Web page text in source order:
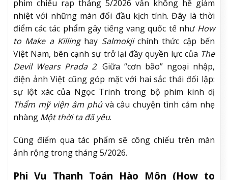
phim chiếu rạp tháng 5/2026 vẫn không hề giảm
nhiệt với những màn đối đầu kịch tính. Đây là thời
điểm các tác phẩm gây tiếng vang quốc tế như How
to Make a Killinghay Salmokjichính thức cập bến
Việt Nam, bên cạnh sự trở lại đầy quyền lực của The
Devil Wears Prada 2. Giữa “cơn bão” ngoại nhập,
điện ảnh Việt cũng góp mặt với hai sắc thái đối lập:
sự lột xác của Ngọc Trinh trong bộ phim kinh dị
Thẩm mỹ viện âm phủvà câu chuyện tình cảm nhẹ
nhàng Một thời ta đã yêu.
Cùng điểm qua tác phẩm sẽ công chiếu trên màn
ảnh rộng trong tháng 5/2026.
Phi Vụ Thanh Toán Hào Môn (How to